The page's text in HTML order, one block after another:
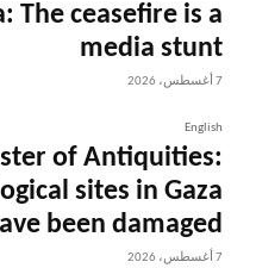
The ceasefire is a
media stunt
7 أغسطس، 2026
English
of Antiquities:
sites in Gaza
been damaged
7 أغسطس، 2026